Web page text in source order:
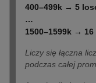
400–499k → 5
…
1500–1599k →
Liczy się łączna
podczas całej